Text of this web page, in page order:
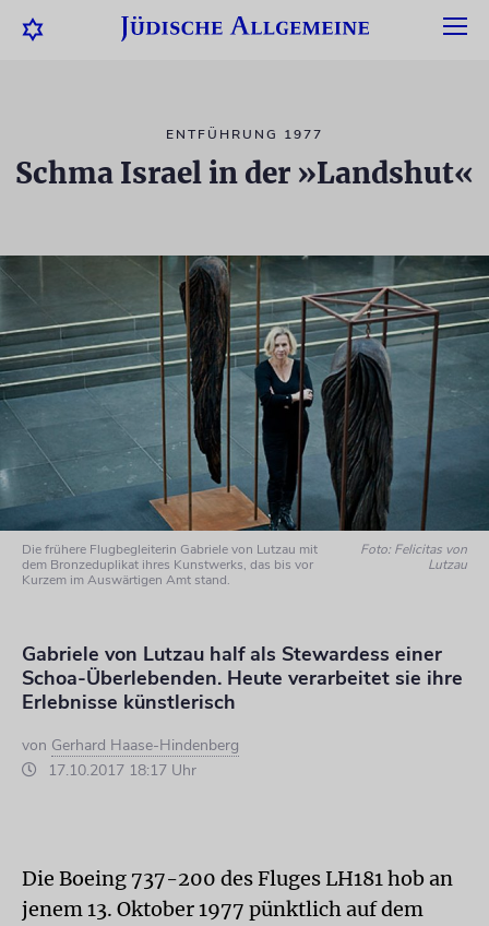
ENTFÜHRUNG 1977
Schma Israel in der »Landshut«
Die frühere Flugbegleiterin Gabriele von Lutzau mit
dem Bronzeduplikat ihres Kunstwerks, das bis vor
Kurzem im Auswärtigen Amt stand.
Foto: Felicitas von
Lutzau
Gabriele von Lutzau half als Stewardess einer
Schoa-Überlebenden. Heute verarbeitet sie ihre
Erlebnisse künstlerisch
von Gerhard Haase-Hindenberg
17.10.2017 18:17 Uhr
Die Boeing 737-200 des Fluges LH181 hob an
jenem 13. Oktober 1977 pünktlich auf dem